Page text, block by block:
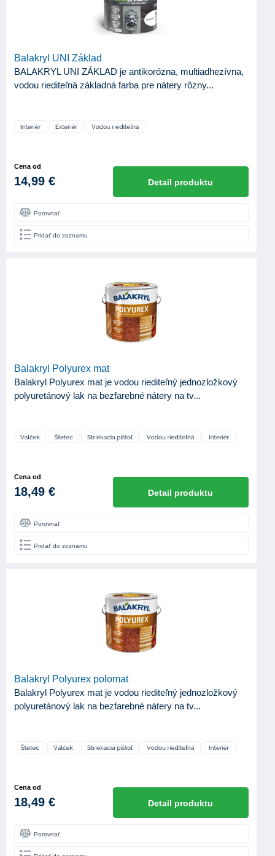
Balakryl UNI Základ
BALAKRYL UNI ZÁKLAD je antikorózna, multiadhezívna,
vodou riediteľná základná farba pre nátery rôzny...
Cena od
14,99 € Detail produktu
Porovnať
Pridať do zoznamu
Balakryl Polyurex mat
Balakryl Polyurex mat je vodou riediteľný jednozložkový
polyuretánový lak na bezfarebné nátery na tv...
Cena od
18,49 € Detail produktu
Porovnať
Pridať do zoznamu
Balakryl Polyurex polomat
Balakryl Polyurex mat je vodou riediteľný jednozložkový
polyuretánový lak na bezfarebné nátery na tv...
Cena od
18,49 € Detail produktu
Porovnať